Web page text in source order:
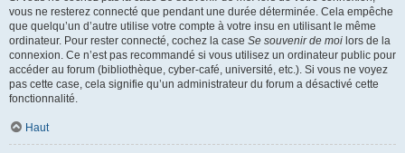
vous ne resterez connecté que pendant une durée déterminée. Cela empêche
que quelqu’un d’autre utilise votre compte à votre insu en utilisant le même
ordinateur. Pour rester connecté, cochez la case Se souvenir de moi lors de la
connexion. Ce n’est pas recommandé si vous utilisez un ordinateur public pour
accéder au forum (bibliothèque, cyber-café, université, etc.). Si vous ne voyez
pas cette case, cela signifie qu’un administrateur du forum a désactivé cette
fonctionnalité.
Haut